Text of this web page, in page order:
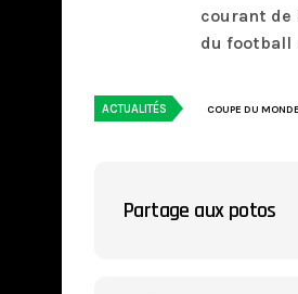
courant de
du football
ACTUALITÉS COUPE DU MONDE
Partage aux potos